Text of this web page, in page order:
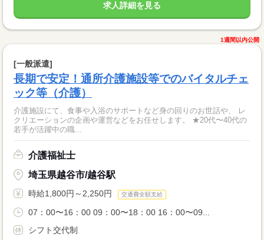
求人詳細を見る
1週間以内公開
[一般派遣]
長期で安定！通所介護施設等でのバイタルチェ
ック等（介護）
介護施設にて、食事や入浴のサポートなど身の回りのお世話や、 レ
クリエーションの企画や運営などをお任せします。 ★20代〜40代の
若手が活躍中の職...
介護福祉士
埼玉県越谷市/越谷駅
時給1,800円～2,250円 交通費全額支給
07：00〜16：00 09：00〜18：00 16：00〜09...
シフト交代制